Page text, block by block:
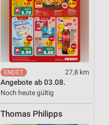
27,8 km
Angebote ab 03.08.
Noch heute gültig
Thomas Philipps